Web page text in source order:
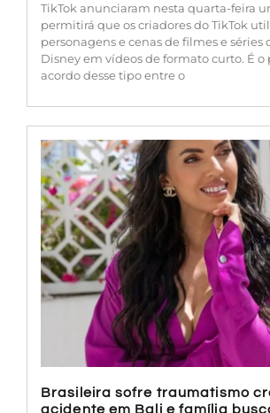
TikTok anunciaram nesta quarta-feira
permitirá que os criadores do TikTok
personagens e cenas de filmes e séries
Disney em vídeos de formato curto. É
acordo desse tipo entre o
Brasileira sofre traumatismo
acidente em Bali e família